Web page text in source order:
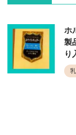
ホ
製
り